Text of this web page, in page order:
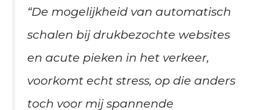
“De mogelijkheid van automatisch
schalen bij drukbezochte websites
en acute pieken in het verkeer,
voorkomt echt stress, op die anders
toch voor mij spannende